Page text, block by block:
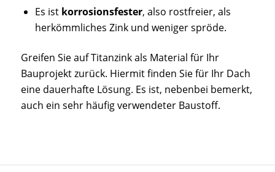
Es ist korrosionsfester, also rostfreier, als
herkömmliches Zink und weniger spröde.
Greifen Sie auf Titanzink als Material für Ihr
Bauprojekt zurück. Hiermit finden Sie für Ihr Dach
eine dauerhafte Lösung. Es ist, nebenbei bemerkt,
auch ein sehr häufig verwendeter Baustoff.